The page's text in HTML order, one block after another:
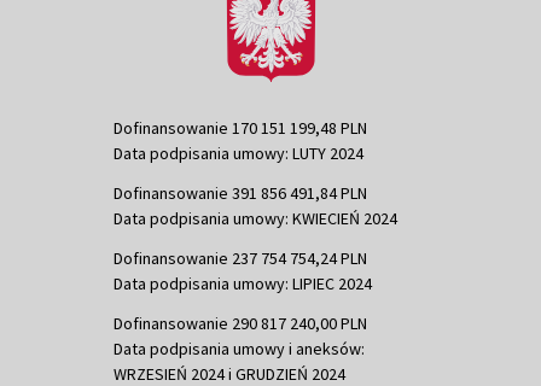
Dofinansowanie 170 151 199,48 PLN
Data podpisania umowy: LUTY 2024
Dofinansowanie 391 856 491,84 PLN
Data podpisania umowy: KWIECIEŃ 2024
Dofinansowanie 237 754 754,24 PLN
Data podpisania umowy: LIPIEC 2024
Dofinansowanie 290 817 240,00 PLN
Data podpisania umowy i aneksów:
WRZESIEŃ 2024 i GRUDZIEŃ 2024